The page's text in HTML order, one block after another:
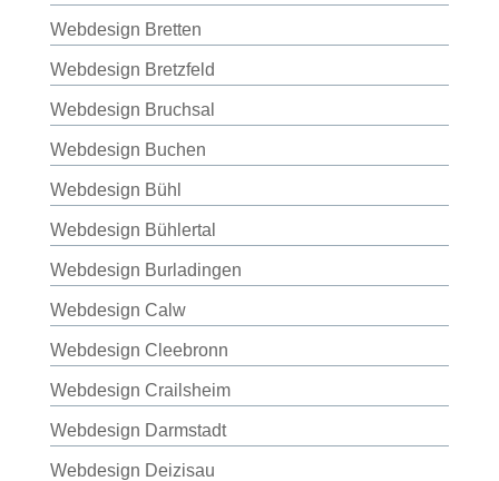
Webdesign Bretten
Webdesign Bretzfeld
Webdesign Bruchsal
Webdesign Buchen
Webdesign Bühl
Webdesign Bühlertal
Webdesign Burladingen
Webdesign Calw
Webdesign Cleebronn
Webdesign Crailsheim
Webdesign Darmstadt
Webdesign Deizisau